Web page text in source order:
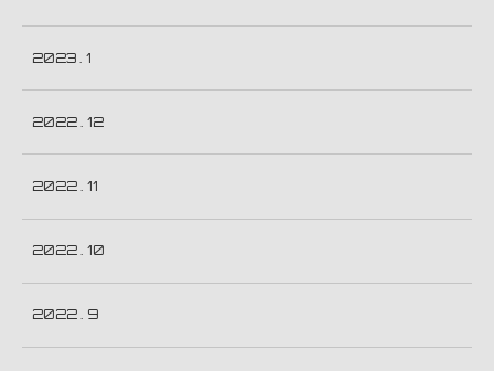
2023 . 1
2022 . 12
2022 . 11
2022 . 10
2022 . 9